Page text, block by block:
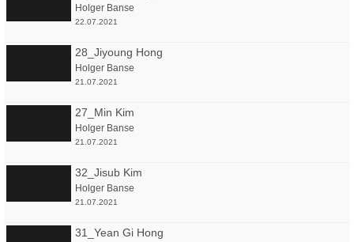
Holger Banse
22.07.2021
28_Jiyoung Hong
Holger Banse
21.07.2021
27_Min Kim
Holger Banse
21.07.2021
32_Jisub Kim
Holger Banse
21.07.2021
31_Yean Gi Hong